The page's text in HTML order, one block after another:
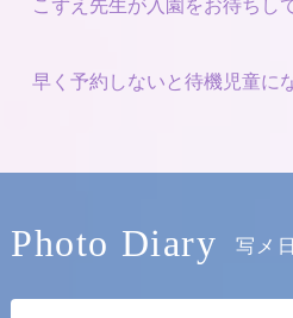
こずえ先生が入園をお待ちし
早く予約しないと待機児童に
Photo Diary 写メ